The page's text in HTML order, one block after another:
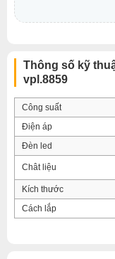
Thông số kỹ
vpl.8859
Công suất
Điện áp
Đèn led
Chât liệu
Kích thước
Cách lắp